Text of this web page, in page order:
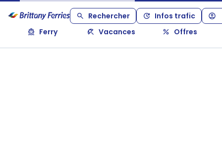
Rechercher
Infos trafic
Ferry
Vacances Offres